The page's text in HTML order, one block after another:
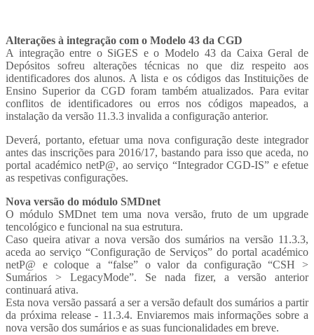
Alterações à integração com o Modelo 43 da CGD
A integração entre o SiGES e o Modelo 43 da Caixa Geral de
Depósitos sofreu alterações técnicas no que diz respeito aos
identificadores dos alunos. A lista e os códigos das Instituições de
Ensino Superior da CGD foram também atualizados. Para evitar
conflitos de identificadores ou erros nos códigos mapeados, a
instalação da versão 11.3.3 invalida a configuração anterior.
Deverá, portanto, efetuar uma nova configuração deste integrador
antes das inscrições para 2016/17, bastando para isso que aceda, no
portal académico netP@, ao serviço “Integrador CGD-IS” e efetue
as respetivas configurações.
Nova versão do módulo SMDnet
O módulo SMDnet tem uma nova versão, fruto de um upgrade
tencológico e funcional na sua estrutura.
Caso queira ativar a nova versão dos sumários na versão 11.3.3,
aceda ao serviço “Configuração de Serviços” do portal académico
netP@ e coloque a “false” o valor da configuração “CSH >
Sumários > LegacyMode”. Se nada fizer, a versão anterior
continuará ativa.
Esta nova versão passará a ser a versão default dos sumários a partir
da próxima release - 11.3.4. Enviaremos mais informações sobre a
nova versão dos sumários e as suas funcionalidades em breve.